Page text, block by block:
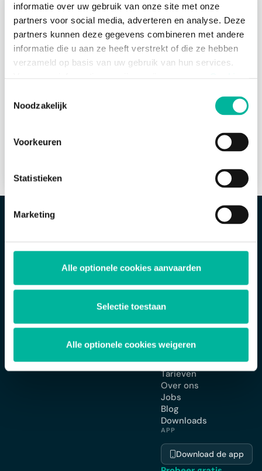
informatie over uw gebruik van onze site met onze
partners voor social media, adverteren en analyse. Deze
partners kunnen deze gegevens combineren met andere
informatie die u aan ze heeft verstrekt of die ze hebben
verzameld op basis van uw gebruik van hun services.
functioneren van de website en kunnen niet worden
geweigerd; hierover bestaat enkel een informatieplicht. U
cookies op elk moment intrekken via de consent
Noodzakelijk
Voorkeuren
Statistieken
Marketing
Alle optionele cookies aanvaarden
Selectie toestaan
Alle optionele cookies weigeren
Gebruik de Twizzit-chat om te communiceren
met leden van jouw groep, begeleiders of
andere personen binnen jouw organisatie.
Start een (groeps)gesprek en deel hier ook
activiteiten, documenten en polls met
anderen..
Een chat gesprek starten
Twizzit is dé totaaloplossing voor het
koepelorganisaties.
Ledenbeheer
App voor je
vereniging
Planning en agenda
betalingen
Webshop omgeving
formulieren
Tarieven
Over ons
Jobs
Blog
Downloads
APP
Download de app